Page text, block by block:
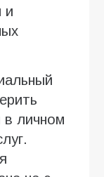
и
в личном